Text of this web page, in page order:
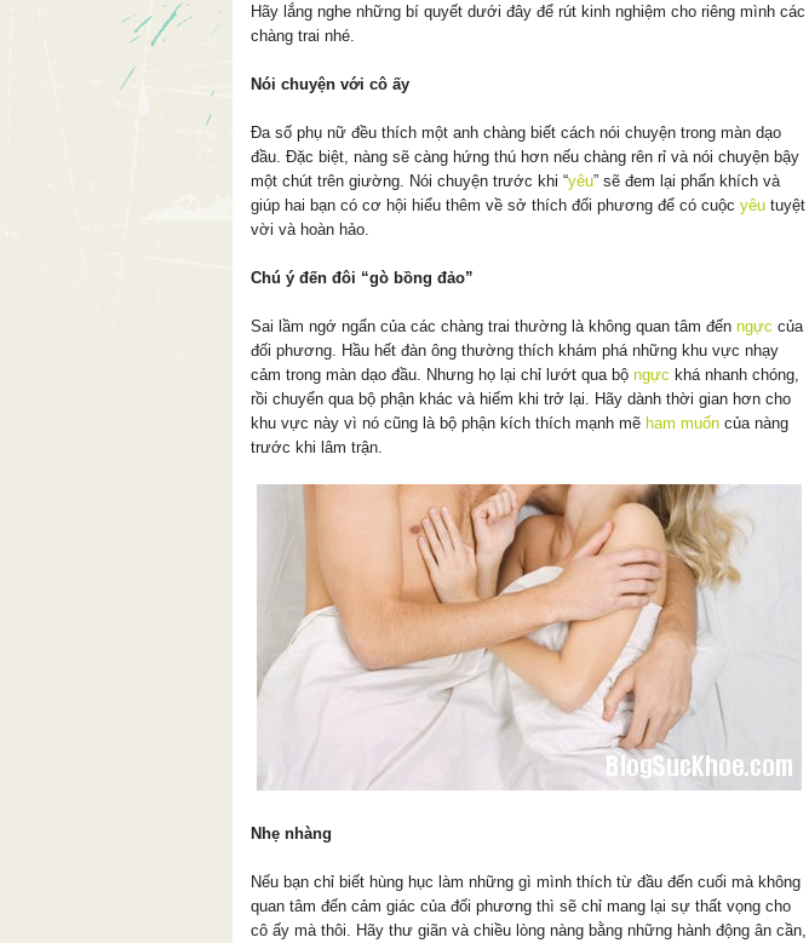
Hãy lắng nghe những bí quyết dưới đây để rút kinh nghiệm cho riêng mình các
chàng trai nhé.
Nói chuyện với cô ấy
Đa số phụ nữ đều thích một anh chàng biết cách nói chuyện trong màn dạo
đầu. Đặc biệt, nàng sẽ càng hứng thú hơn nếu chàng rên rỉ và nói chuyện bậy
một chút trên giường. Nói chuyện trước khi “yêu” sẽ đem lại phấn khích và
giúp hai bạn có cơ hội hiểu thêm về sở thích đối phương để có cuộc yêu tuyệt
vời và hoàn hảo.
Chú ý đến đôi “gò bồng đảo”
Sai lầm ngớ ngẩn của các chàng trai thường là không quan tâm đến ngực của
đối phương. Hầu hết đàn ông thường thích khám phá những khu vực nhạy
cảm trong màn dạo đầu. Nhưng họ lại chỉ lướt qua bộ ngực khá nhanh chóng,
rồi chuyển qua bộ phận khác và hiếm khi trở lại. Hãy dành thời gian hơn cho
khu vực này vì nó cũng là bộ phận kích thích mạnh mẽ ham muốn của nàng
trước khi lâm trận.
Nhẹ nhàng
Nếu bạn chỉ biết hùng hục làm những gì mình thích từ đầu đến cuối mà không
quan tâm đến cảm giác của đối phương thì sẽ chỉ mang lại sự thất vọng cho
cô ấy mà thôi. Hãy thư giãn và chiều lòng nàng bằng những hành động ân cần,